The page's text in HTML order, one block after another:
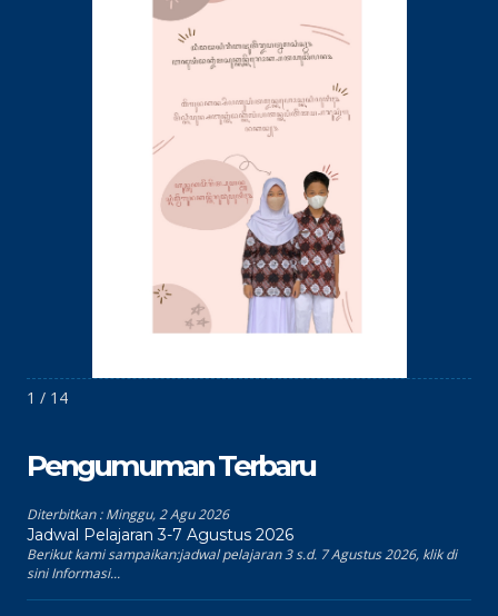
1 / 14
Pengumuman Terbaru
Diterbitkan :Minggu, 2 Agu 2026
Jadwal Pelajaran 3-7 Agustus 2026
Berikut kami sampaikan:jadwal pelajaran 3 s.d. 7 Agustus 2026, klik di
sini Informasi...